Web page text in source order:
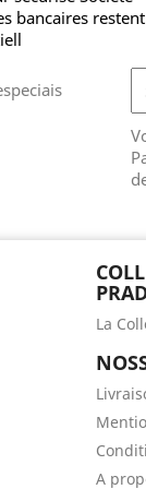
bancaires restent
La
A